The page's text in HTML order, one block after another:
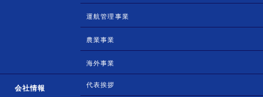
運航管理事業
農業事業
海外事業
会社情報 代表挨拶